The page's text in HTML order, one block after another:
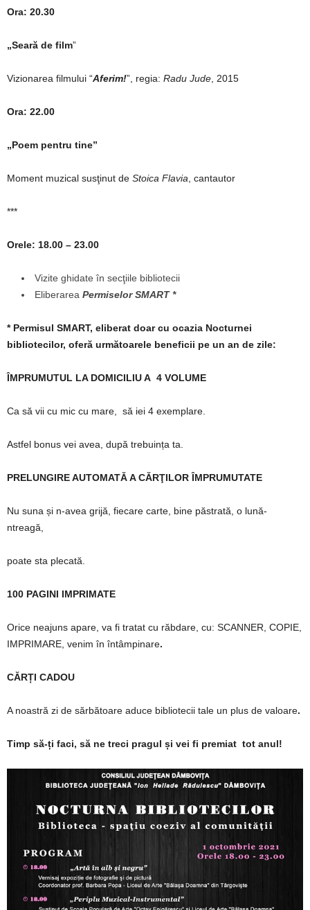
Ora: 20.30
„Seară de film”
Vizionarea filmului “Aferim!”, regia: Radu Jude , 2015
Ora: 22.00
„Poem pentru tine”
Moment muzical susţinut de Stoica Flavia , cantautor
***
Orele: 18.00 – 23.00
Vizite ghidate în secţiile bibliotecii
Eliberarea Permiselor SMART *
* Permisul SMART, eliberat doar cu ocazia Nocturnei
bibliotecilor, oferă următoarele beneficii pe un an de zile:
ÎMPRUMUTUL LA DOMICILIU A 4 VOLUME
Ca să vii cu mic cu mare, să iei 4 exemplare.
Astfel bonus vei avea, după trebuința ta.
PRELUNGIRE AUTOMATĂ A CĂRŢILOR ÎMPRUMUTATE
Nu suna și n-avea grijă, fiecare carte, bine păstrată, o lună-
ntreagă,
poate sta plecată.
100 PAGINI IMPRIMATE
Orice neajuns apare, va fi tratat cu răbdare, cu: SCANNER, COPIE,
IMPRIMARE, venim în întâmpinare.
CĂRȚI CADOU
A noastră zi de sărbătoare aduce bibliotecii tale un plus de valoare.
Timp să-ți faci, să ne treci pragul și vei fi premiat tot anul!